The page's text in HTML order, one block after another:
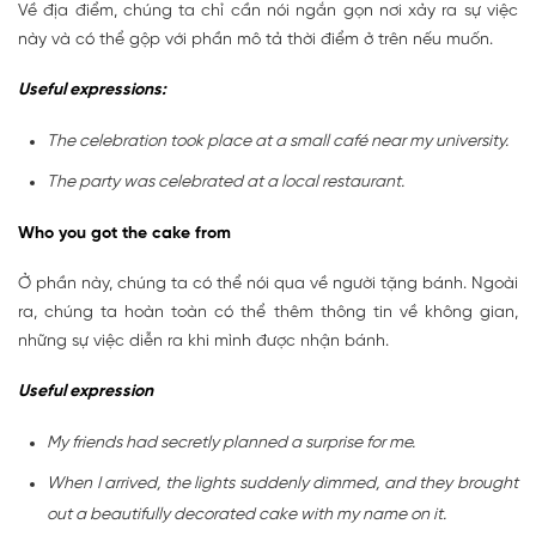
Về địa điểm, chúng ta chỉ cần nói ngắn gọn nơi xảy ra sự việc
này và có thể gộp với phần mô tả thời điểm ở trên nếu muốn.
Useful expressions:
The celebration took place at a small café near my university.
The party was celebrated at a local restaurant.
Who you got the cake from
Ở phần này, chúng ta có thể nói qua về người tặng bánh. Ngoài
ra, chúng ta hoàn toàn có thể thêm thông tin về không gian,
những sự việc diễn ra khi mình được nhận bánh.
Useful expression
My friends had secretly planned a surprise for me.
When I arrived, the lights suddenly dimmed, and they brought
out a beautifully decorated cake with my name on it.